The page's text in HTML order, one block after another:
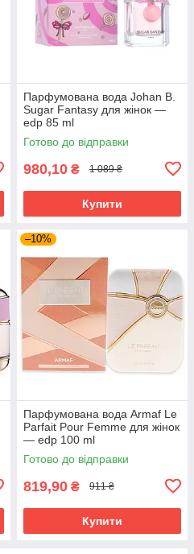
Парфумована вода Johan B.
Sugar Fantasy для жінок —
edp 85 ml
Готово до відправки
980,10 ₴ 1 089 ₴
Купити
–10%
Парфумована вода Armaf Le
Parfait Pour Femme для жінок
— edp 100 ml
Готово до відправки
819,90 ₴ 911 ₴
Купити